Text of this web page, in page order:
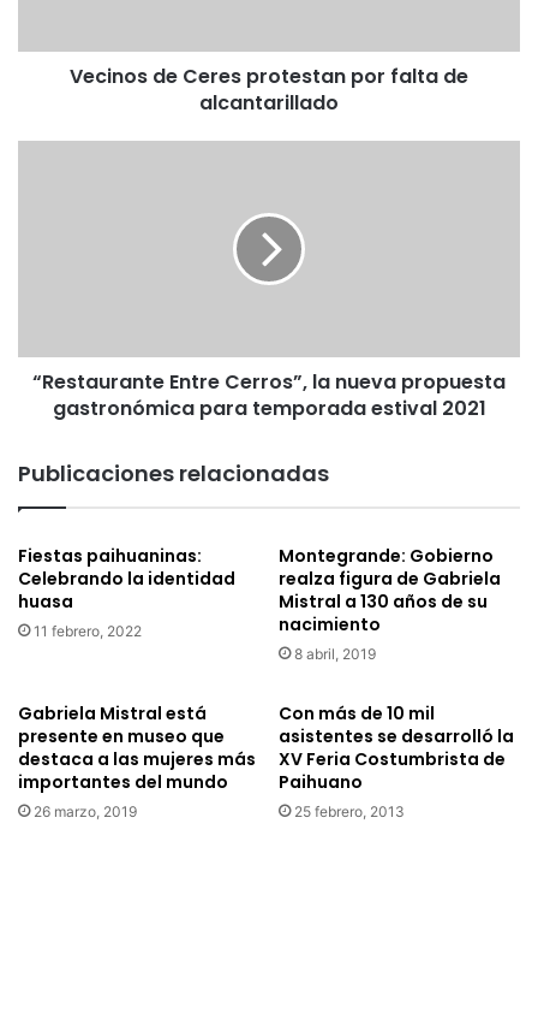
Vecinos de Ceres protestan por falta de
alcantarillado
temporada
estival
“Restaurante Entre Cerros”, la nueva propuesta
gastronómica para temporada estival 2021
Publicaciones relacionadas
Fiestas paihuaninas:
Celebrando la identidad
huasa
11 febrero, 2022
Montegrande: Gobierno
realza figura de Gabriela
Mistral a 130 años de su
nacimiento
8 abril, 2019
Gabriela Mistral está
presente en museo que
destaca a las mujeres más
importantes del mundo
26 marzo, 2019
Con más de 10 mil
asistentes se desarrolló la
XV Feria Costumbrista de
Paihuano
25 febrero, 2013